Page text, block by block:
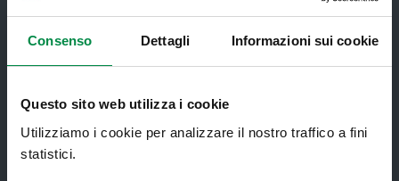
Consenso Dettagli Informazioni sui cookie
Questo sito web utilizza i cookie
Utilizziamo i cookie per analizzare il nostro traffico a fini
statistici.
Ambulatori di Continuità Assistenziale
Assistenza sanitaria all'estero -
Assistenza sanitaria transfrontaliera
Consultorio Familiare